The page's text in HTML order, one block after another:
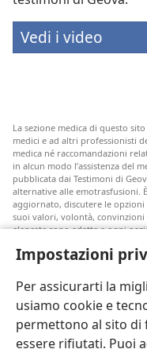
Impostazioni
Per assicurarti la
usiamo cookie e
permettono al sito di
essere rifiutati. Puoi
Vedi i video
La sezione medica di questo
medici e ad altri professionisti
medica né raccomandazioni
in alcun modo l’assistenza del
pubblicata dai Testimoni di
alternative alle emotrasfusioni.
aggiornato, discutere le opzioni
suoi valori, volontà,
elencate sono adatte a ogni
Nota per i pazienti: rivolgetevi
condizioni mediche o alle cure
consultate un medico.
Le condizioni d’uso di questo